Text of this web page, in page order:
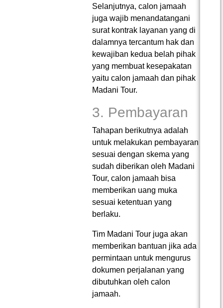
Selanjutnya, calon jamaah
juga wajib menandatangani
surat kontrak layanan yang di
dalamnya tercantum hak dan
kewajiban kedua belah pihak
yang membuat kesepakatan
yaitu calon jamaah dan pihak
Madani Tour.
3. Pembayaran
Tahapan berikutnya adalah
untuk melakukan pembayaran
sesuai dengan skema yang
sudah diberikan oleh Madani
Tour, calon jamaah bisa
memberikan uang muka
sesuai ketentuan yang
berlaku.
Tim Madani Tour juga akan
memberikan bantuan jika ada
permintaan untuk mengurus
dokumen perjalanan yang
dibutuhkan oleh calon
jamaah.